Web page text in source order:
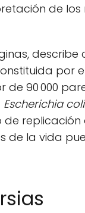
de
por
90 000
Escherichia coli
de la vida